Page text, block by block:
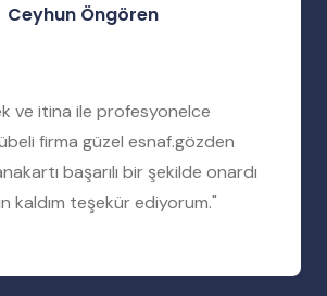
Ceyhun Öngören
ve itina ile profesyonelce
firma güzel esnaf.gözden
başarılı bir şekilde onardı
kaldım teşekür ediyorum."